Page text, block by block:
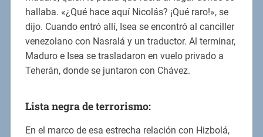
hallaba. «¿Qué hace aquí Nicolás? ¡Qué raro!», se
dijo. Cuando entró allí, Isea se encontró al canciller
venezolano con Nasralá y un traductor. Al terminar,
Maduro e Isea se trasladaron en vuelo privado a
Teherán, donde se juntaron con Chávez.
Lista negra de terrorismo:
En el marco de esa estrecha relación con Hizbolá,